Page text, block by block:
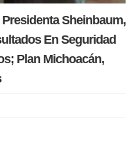
Sheinbaum,
En Seguridad
Plan Michoacán,